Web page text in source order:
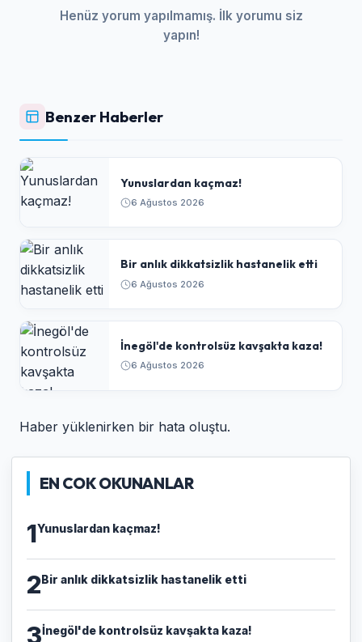
Henüz yorum yapılmamış. İlk yorumu siz
yapın!
Benzer Haberler
Yunuslardan kaçmaz!
6 Ağustos 2026
Bir anlık dikkatsizlik hastanelik etti
6 Ağustos 2026
İnegöl'de kontrolsüz kavşakta kaza!
6 Ağustos 2026
Haber yüklenirken bir hata oluştu.
EN COK OKUNANLAR
1Yunuslardan kaçmaz!
2Bir anlık dikkatsizlik hastanelik etti
3İnegöl'de kontrolsüz kavşakta kaza!